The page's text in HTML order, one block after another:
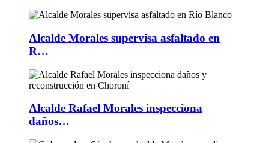
Alcalde Morales supervisa asfaltado en
R…
Alcalde Rafael Morales inspecciona
daños…